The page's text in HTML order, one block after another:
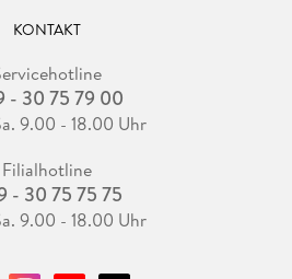
KONTAKT
- 30 75 79 00
9.00 - 18.00 Uhr
Filialhotline
- 30 75 75 75
9.00 - 18.00 Uhr